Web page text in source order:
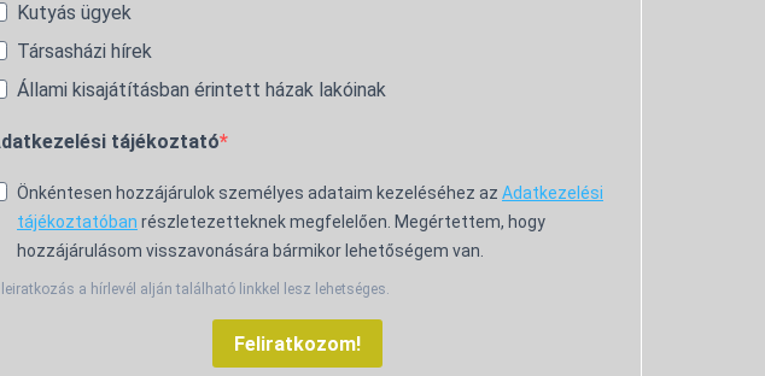
Kutyás ügyek
Társasházi hírek
Állami kisajátításban érintett házak lakóinak
tájékoztató
Önkéntesen hozzájárulok személyes adataim kezeléséhez az Adatkezelési
tájékoztatóban részletezetteknek megfelelően. Megértettem, hogy
hozzájárulásom visszavonására bármikor lehetőségem van.
a hírlevél alján található linkkel lesz lehetséges.
Feliratkozom!